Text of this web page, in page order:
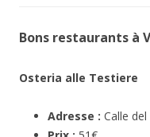
Bons restaurants à
Osteria alle Testiere
Adresse : Calle